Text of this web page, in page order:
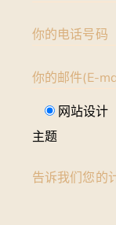
你的电话号码
你的邮件(E-
网站设计
主题
告诉我们您的